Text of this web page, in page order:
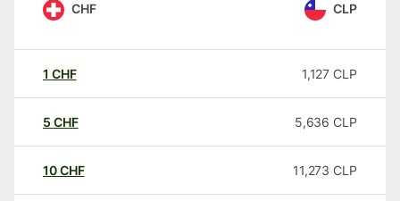
CHF CLP
1 CHF 1,127 CLP
5 CHF 5,636 CLP
10CHF 11,273 CLP